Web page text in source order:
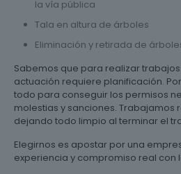
la vía pública
Tala en altura de árboles
Eliminación y retirada de
Sabemos que para realizar
actuación requiere planificación.
todo para conseguir los permisos
molestias y sanciones. Trabajamos
dejando todo limpio al terminar el
Elegirnos es apostar por una
experiencia y compromiso real con